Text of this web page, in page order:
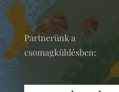
Partnerünk a
csomagküldésben: